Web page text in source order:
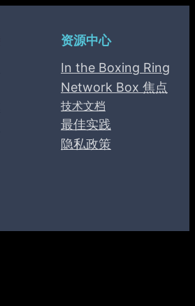
资源中心
In the Boxing Ring
Network Box 焦点
技术文档
最佳实践
隐私政策